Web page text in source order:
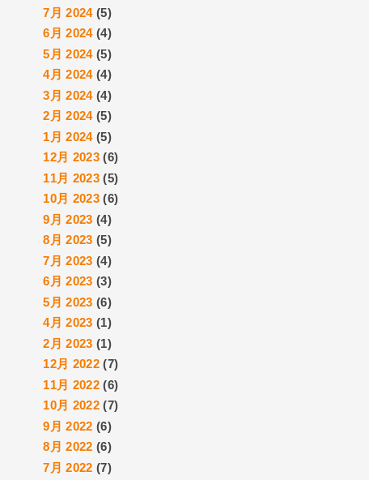
7月 2024(5)
6月 2024(4)
5月 2024(5)
4月 2024(4)
3月 2024(4)
2月 2024(5)
1月 2024(5)
12月 2023 (6)
11月 2023 (5)
10月 2023 (6)
9月 2023 (4)
8月 2023 (5)
7月 2023 (4)
6月 2023 (3)
5月 2023 (6)
4月 2023 (1)
2月 2023 (1)
12月 2022 (7)
11月 2022 (6)
10月 2022 (7)
9月 2022 (6)
8月 2022 (6)
7月 2022 (7)